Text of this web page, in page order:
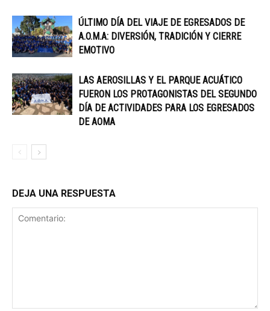
ÚLTIMO DÍA DEL VIAJE DE EGRESADOS DE
A.O.M.A: DIVERSIÓN, TRADICIÓN Y CIERRE
EMOTIVO
LAS AEROSILLAS Y EL PARQUE ACUÁTICO
FUERON LOS PROTAGONISTAS DEL SEGUNDO
DÍA DE ACTIVIDADES PARA LOS EGRESADOS
DE AOMA
DEJA UNA RESPUESTA